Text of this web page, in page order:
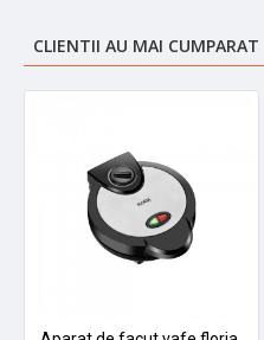
Specificații tehnice
Tip produs: aparat
Putere:200 W
Capacitate:
Timp preparare: 15–45
Funcții: 5 programe presetate
Nivel zgomot: ≤ 60 dB
Funcții suplimentare:
CLIENTII AU MAI CUMPARAT